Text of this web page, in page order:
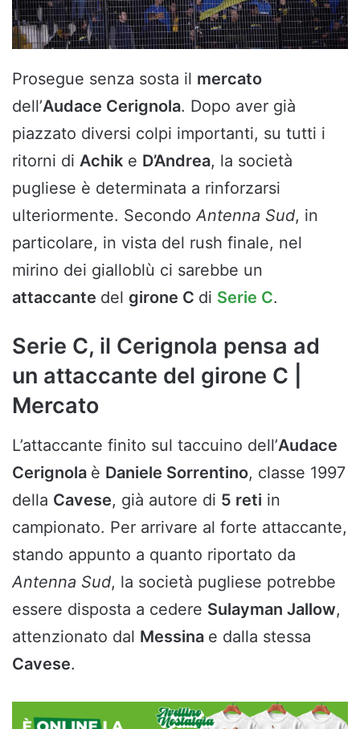
Prosegue senza sosta il mercato
dell’Audace Cerignola. Dopo aver già
piazzato diversi colpi importanti, su tutti i
ritorni di Achik e D’Andrea, la società
pugliese è determinata a rinforzarsi
ulteriormente. SecondoAntenna Sud, in
particolare, in vista del rush finale, nel
mirino dei gialloblù ci sarebbe un
attaccante del girone C di Serie C.
Serie C, il Cerignola pensa ad
un attaccante del girone C |
Mercato
L’attaccante finito sul taccuino dell’Audace
Cerignola è Daniele Sorrentino, classe 1997
della Cavese, già autore di 5 reti in
campionato. Per arrivare al forte attaccante,
stando appunto a quanto riportato da
Antenna Sud, la società pugliese potrebbe
essere disposta a cedere Sulayman Jallow,
attenzionato dal Messina e dalla stessa
Cavese.